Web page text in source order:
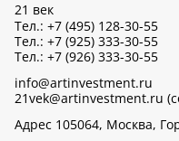
21 век
Тел.: +7 (495) 128-30-55
Тел.: +7 (925) 333-30-55
Тел.: +7 (926) 333-30-55
info@artinvestment.ru
21vek@artinvestment.ru
Адрес 105064, Москва,